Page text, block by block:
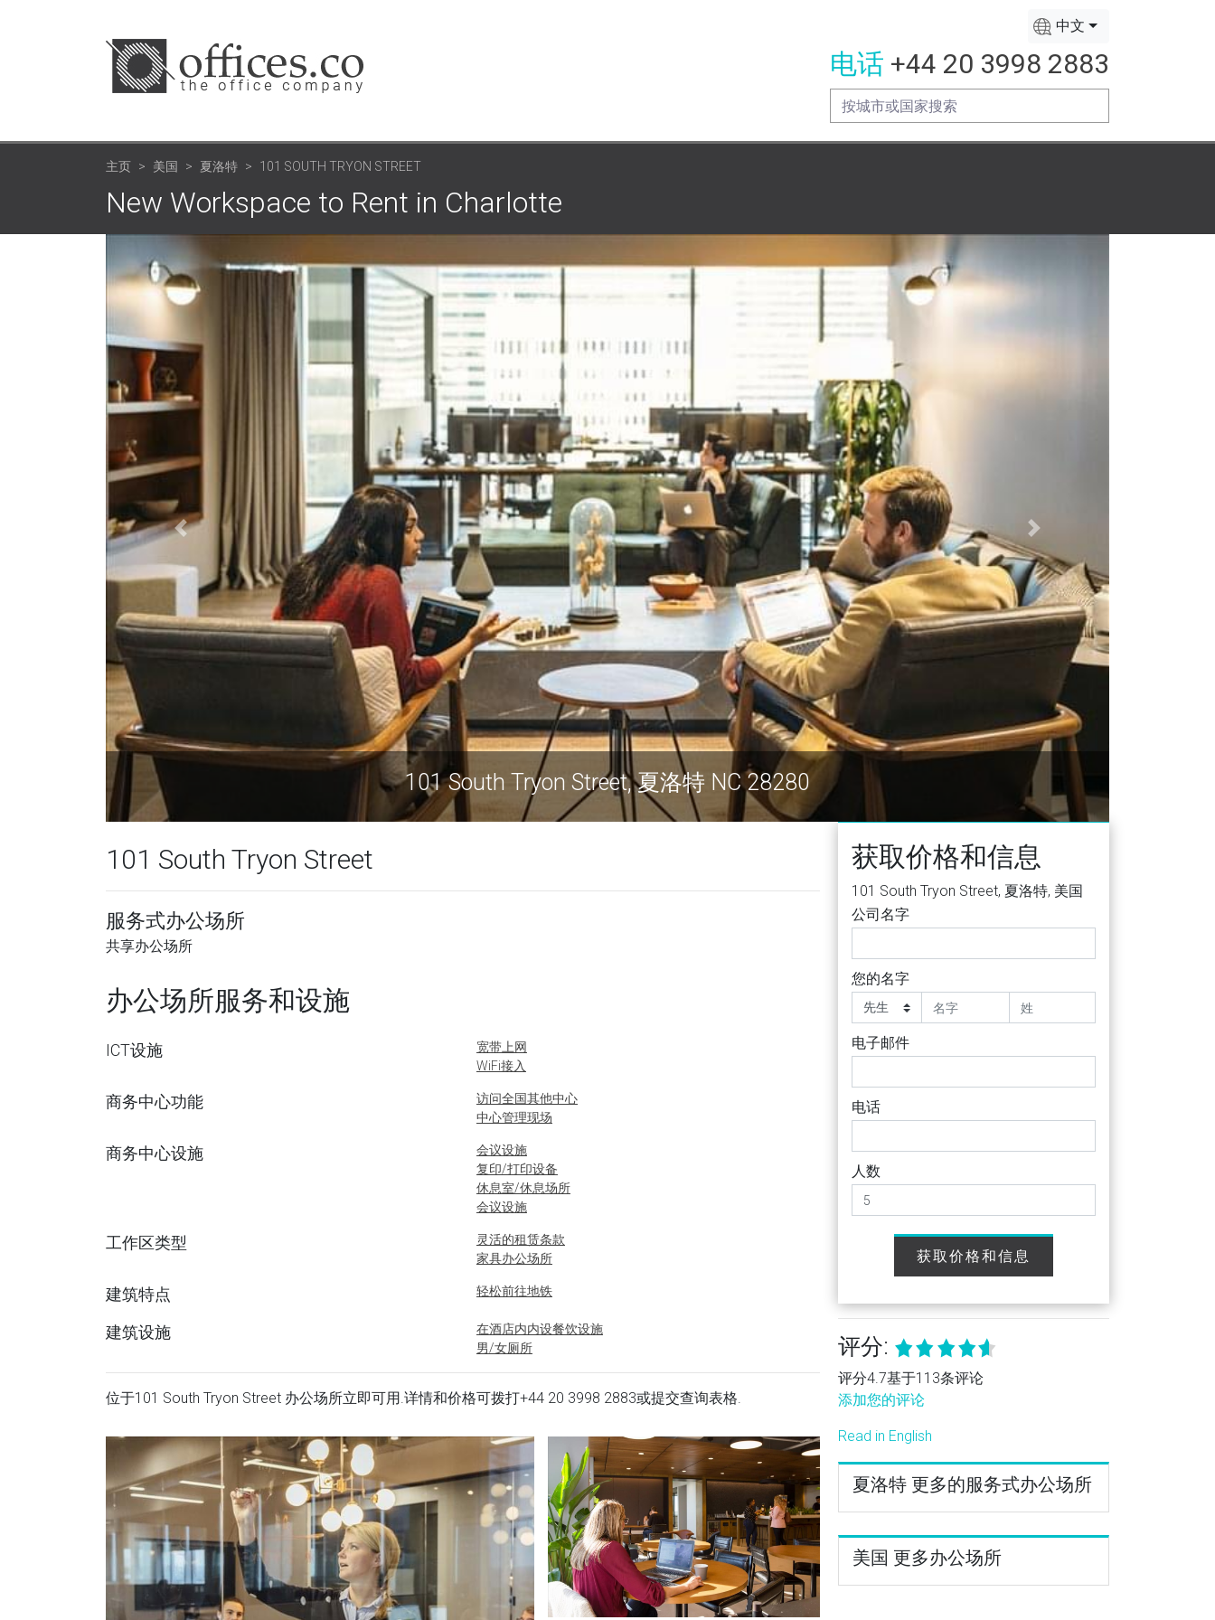
中文
电话 +44 20 3998 2883
主页 美国 夏洛特 101 SOUTH TRYON STREET
New Workspace to Rent in Charlotte
101 South Tryon Street, 夏洛特 NC 28280
101 South Tryon Street
服务式办公场所
共享办公场所
办公场所服务和设施
ICT设施
宽带上网
WiFi接入
商务中心功能
访问全国其他中心
中心管理现场
商务中心设施
会议设施
复印/打印设备
休息室/休息场所
会议设施
工作区类型
灵活的租赁条款
家具办公场所
建筑特点 轻松前往地铁
建筑设施
在酒店内内设餐饮设施
男/女厕所
位于101 South Tryon Street 办公场所立即可用.详情和价格可拨打+44 20 3998 2883或提交查询表格.
获取价格和信息
101 South Tryon Street, 夏洛特, 美国
公司名字
您的名字
电子邮件
电话
人数
获取价格和信息
评分:
评分4.7基于113条评论
添加您的评论
Read in English
夏洛特 更多的服务式办公场所
美国 更多办公场所